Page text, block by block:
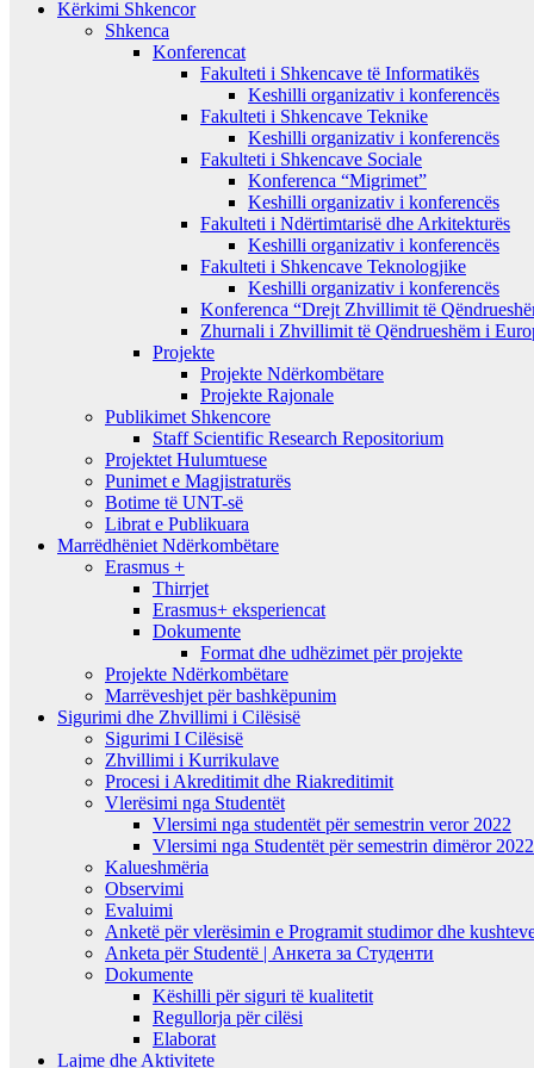
Kërkimi Shkencor
Shkenca
Konferencat
Fakulteti i Shkencave të Informatikës
Keshilli organizativ i konferencës
Fakulteti i Shkencave Teknike
Keshilli organizativ i konferencës
Fakulteti i Shkencave Sociale
Konferenca “Migrimet”
Keshilli organizativ i konferencës
Fakulteti i Ndërtimtarisë dhe Arkitekturës
Keshilli organizativ i konferencës
Fakulteti i Shkencave Teknologjike
Keshilli organizativ i konferencës
Konferenca “Drejt Zhvillimit të
Zhurnali i Zhvillimit të Qëndrueshëm i
Projekte
Projekte Ndërkombëtare
Projekte Rajonale
Publikimet Shkencore
Staff Scientific Research Repositorium
Projektet Hulumtuese
Punimet e Magjistraturës
Botime të UNT-së
Librat e Publikuara
Marrëdhëniet Ndërkombëtare
Erasmus +
Thirrjet
Erasmus+ eksperiencat
Dokumente
Format dhe udhëzimet për projekte
Projekte Ndërkombëtare
Marrëveshjet për bashkëpunim
Sigurimi dhe Zhvillimi i Cilësisë
Sigurimi I Cilësisë
Zhvillimi i Kurrikulave
Procesi i Akreditimit dhe Riakreditimit
Vlerësimi nga Studentët
Vlersimi nga studentët për semestrin veror 2022
Vlersimi nga Studentët për semestrin dimëror
Kalueshmëria
Observimi
Evaluimi
Anketë për vlerësimin e Programit studimor dhe
Anketa për Studentë | Анкета за Студенти
Dokumente
Këshilli për siguri të kualitetit
Regullorja për cilësi
Elaborat
Lajme dhe Aktivitete